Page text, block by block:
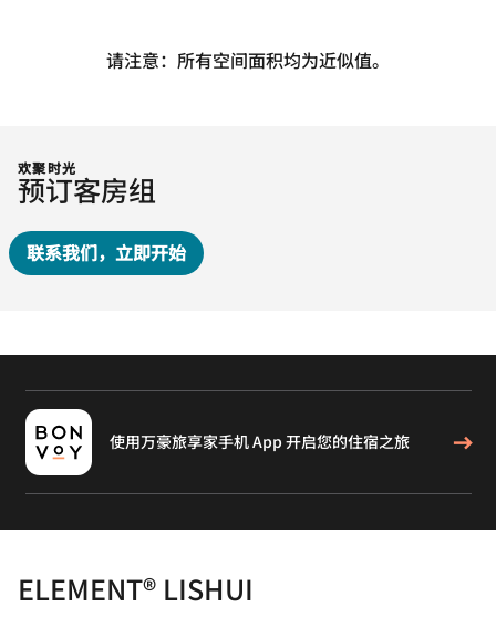
请注意：所有空间面积均为近似值。
欢聚时光
预订客房组
联系我们，立即开始
使用万豪旅享家手机 App 开启您的住宿之旅
ELEMENT® LISHUI